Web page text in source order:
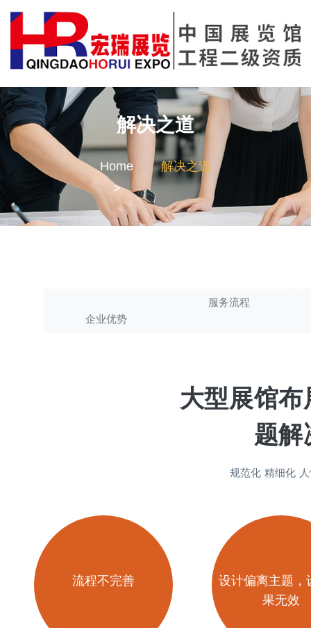
解决之道
Home 解决之道
企业优势
服务流程
大型展馆
题解
规范化 精细化
流程不完善
设计偏离主题，
果无效